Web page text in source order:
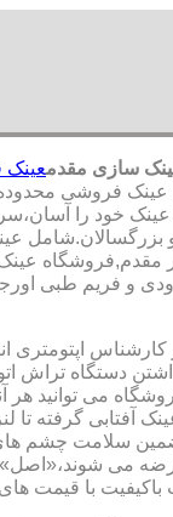
سازی مقدم
فروشی
خود را
و بزرگسالان.شامل
در مقدم,فروشگاه
و فریم طبی
کارشناس اپتومتری
با داشتن دستگاه
می توانید هر
آفتابی گرفته تا
سلامت چشم
می شوند،«اصل»
با قیمت